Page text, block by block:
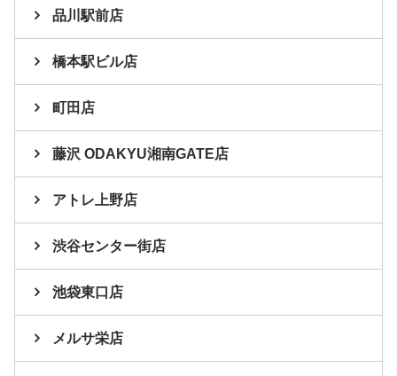
品川駅前店
橋本駅ビル店
町田店
藤沢 ODAKYU湘南GATE店
アトレ上野店
渋谷センター街店
池袋東口店
メルサ栄店